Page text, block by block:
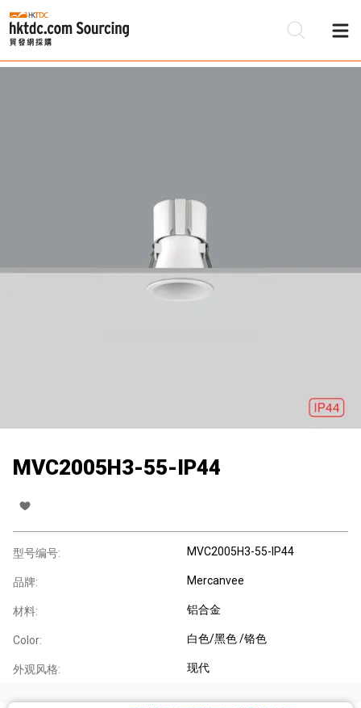
MVC2005H3-55-IP44
型号编号: MVC2005H3-55-IP44
品牌: Mercanvee
材料: 铝合金
Color: 白色/黑色 /铬色
外观风格: 现代